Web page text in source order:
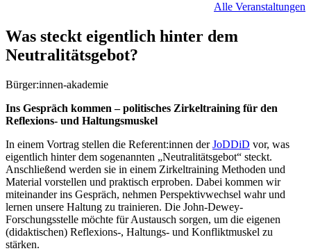
Alle Veranstaltungen
Was steckt eigentlich hinter dem
Neutralitätsgebot?
Bürger:innen-akademie
Ins Gespräch kommen – politisches Zirkeltraining für den
Reflexions- und Haltungsmuskel
In einem Vortrag stellen die Referent:innen derJoDDiD vor, was
eigentlich hinter dem sogenannten „Neutralitätsgebot“ steckt.
Anschließend werden sie in einem Zirkeltraining Methoden und
Material vorstellen und praktisch erproben. Dabei kommen wir
miteinander ins Gespräch, nehmen Perspektivwechsel wahr und
lernen unsere Haltung zu trainieren. Die John-Dewey-
Forschungsstelle möchte für Austausch sorgen, um die eigenen
(didaktischen) Reflexions-, Haltungs- und Konfliktmuskel zu
stärken.